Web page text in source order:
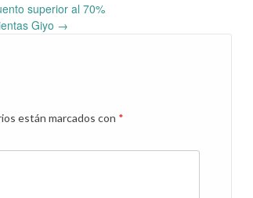
superior al 70%
Giyo →
están marcados con *